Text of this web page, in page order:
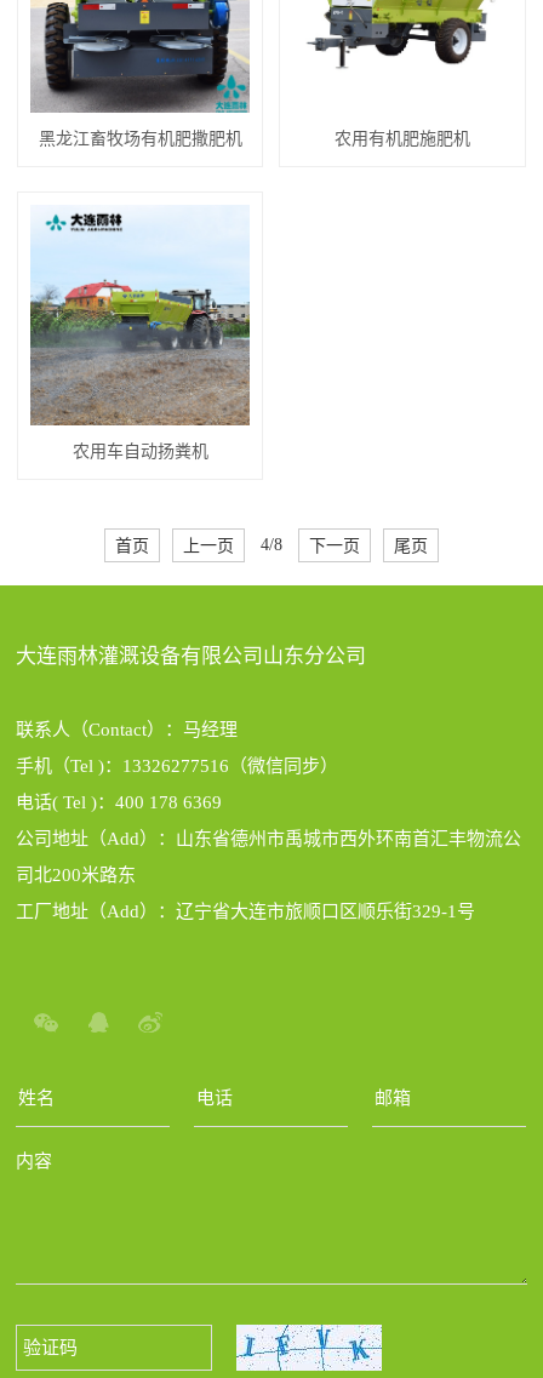
黑龙江畜牧场有机肥撒肥机 农用有机肥施肥机
农用车自动扬粪机
首页 上一页 4/8 下一页 尾页
大连雨林灌溉设备有限公司山东分公司
联系人（Contact）：马经理
手机（Tel )：13326277516（微信同步）
电话( Tel )：400 178 6369
公司地址（Add）：山东省德州市禹城市西外环南首汇丰物流公
司北200米路东
工厂地址（Add）：辽宁省大连市旅顺口区顺乐街329-1号